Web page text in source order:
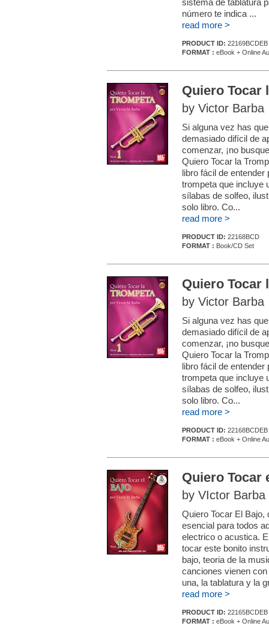
sistema de tablatura
número te indica ...
read more >
PRODUCT ID: 22169BCDEB
FORMAT : eBook + Online
Quiero Tocar
by Victor Barba
Si alguna vez has
demasiado difícil de
comenzar, ¡no
Quiero Tocar la
libro fácil de
trompeta que incluye
sílabas de solfeo,
solo libro. Co...
read more >
PRODUCT ID: 22168BCD
FORMAT : Book/CD Set
Quiero Tocar
by Victor Barba
Si alguna vez has
demasiado difícil de
comenzar, ¡no
Quiero Tocar la
libro fácil de
trompeta que incluye
sílabas de solfeo,
solo libro. Co...
read more >
PRODUCT ID: 22168BCDEB
FORMAT : eBook + Online
Quiero Tocar
by VIctor Barba
Quiero Tocar El Bajo,
esencial para todos
electrico o acustica.
tocar este bonito
bajo, teoria de la
canciones vienen
una, la tablatura y la
read more >
PRODUCT ID: 22165BCDEB
FORMAT : eBook + Online